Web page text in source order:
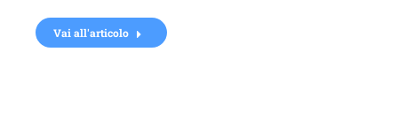
Vai all'articolo